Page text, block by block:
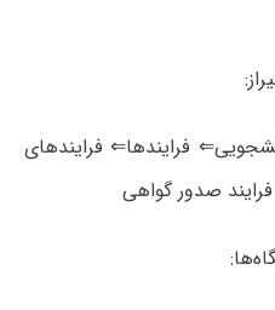
فرایندها⇐ فرایندهای
صدور گواهی